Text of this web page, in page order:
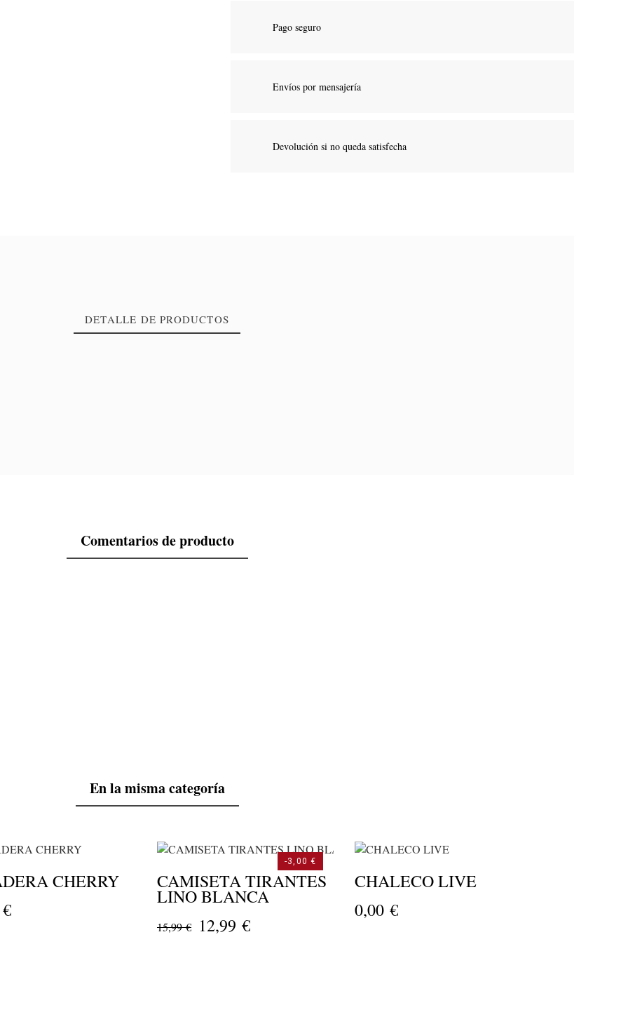
Pago seguro
Envíos por mensajería
Devolución si no queda satisfecha
DETALLE DE PRODUCTOS
Comentarios de producto
En la misma categoría
CHERRY
CAMISETA TIRANTES
LINO BLANCA
15,99 € 12,99 €
-3,00 €
CHALECO LIVE
0,00 €